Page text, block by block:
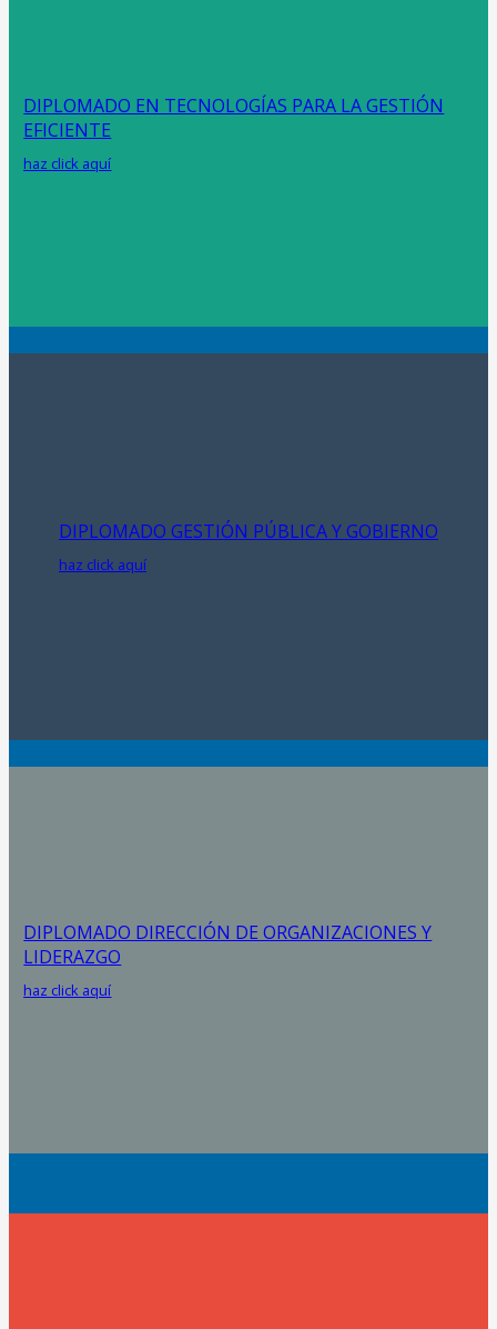
DIPLOMADO EN TECNOLOGÍAS PARA LA GESTIÓN
EFICIENTE
haz click aquí
DIPLOMADO GESTIÓN PÚBLICA Y GOBIERNO
haz click aquí
DIPLOMADO DIRECCIÓN DE ORGANIZACIONES Y
LIDERAZGO
haz click aquí